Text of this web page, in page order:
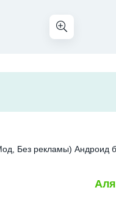
Без рекламы) Андроид